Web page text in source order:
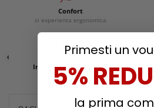
Confort
si experienta ergonomica
Incaltaminte protectie
Primesti un
5%
la prima